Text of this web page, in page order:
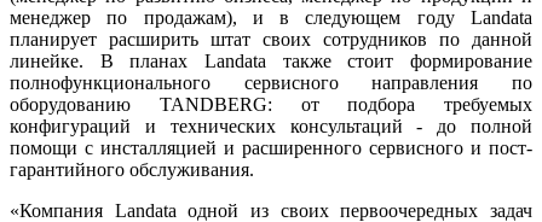
менеджер по продажам), и в следующем году Landata
планирует расширить штат своих сотрудников по данной
линейке. В планах Landata также стоит формирование
полнофункционального сервисного направления по
оборудованию TANDBERG: от подбора требуемых
конфигураций и технических консультаций - до полной
помощи с инсталляцией и расширенного сервисного и пост-
гарантийного обслуживания.
«Компания Landata одной из своих первоочередных задач